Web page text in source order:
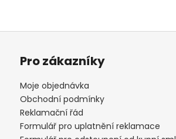
Pro zákazníky
Moje objednávka
Obchodní podmínky
Reklamační řád
Formulář pro uplatnění reklamace